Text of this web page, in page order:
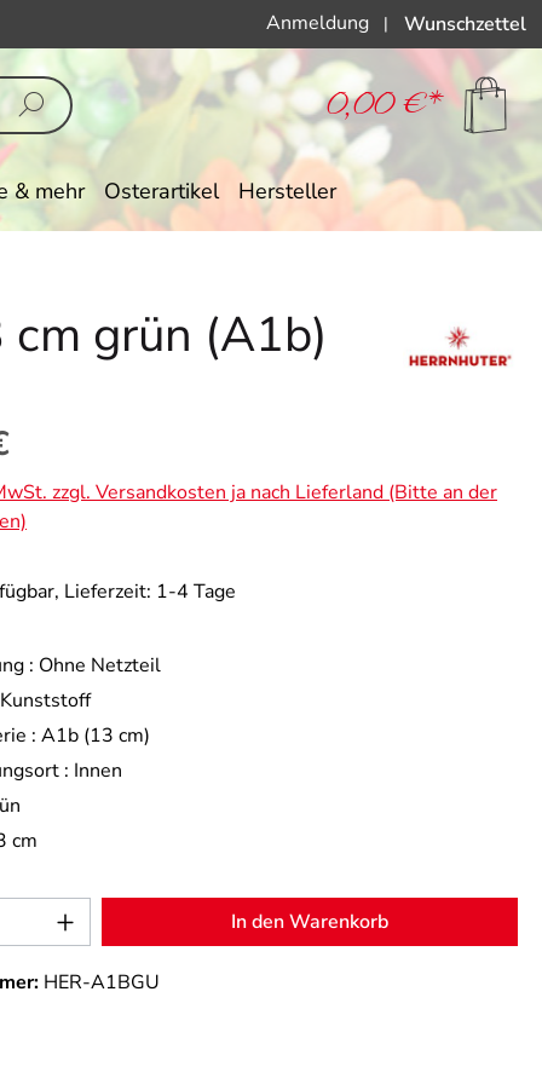
Anmeldung | Wunschzettel
0,00 €*
& mehr Osterartikel Hersteller
grün (A1b)
zzgl. Versandkosten ja nach Lieferland (Bitte an der
Lieferzeit: 1-4 Tage
: Ohne Netzteil
Kunststoff
: A1b (13 cm)
: Innen
cm
Gib den gewünschten Wert ein
In den Warenkorb
HER-A1BGU